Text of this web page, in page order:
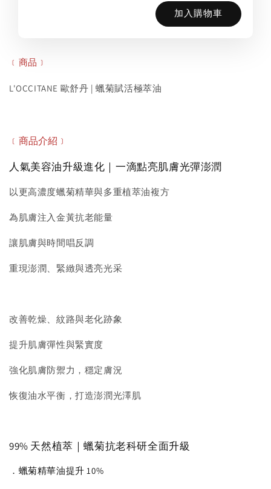
加入購物車
﹝商品﹞
L'OCCITANE 歐舒丹 | 蠟菊賦活極萃油
﹝商品介紹﹞
人氣美容油升級進化｜一滴點亮肌膚光彈澎潤
以更高濃度蠟菊精華與多重植萃油複方
為肌膚注入金黃抗老能量
讓肌膚與時間唱反調
重現澎潤、緊緻與透亮光采
改善乾燥、紋路與老化跡象
提升肌膚彈性與緊實度
強化肌膚防禦力，穩定膚況
恢復油水平衡，打造澎潤光澤肌
99% 天然植萃｜蠟菊抗老科研全面升級
．蠟菊精華油提升 10%